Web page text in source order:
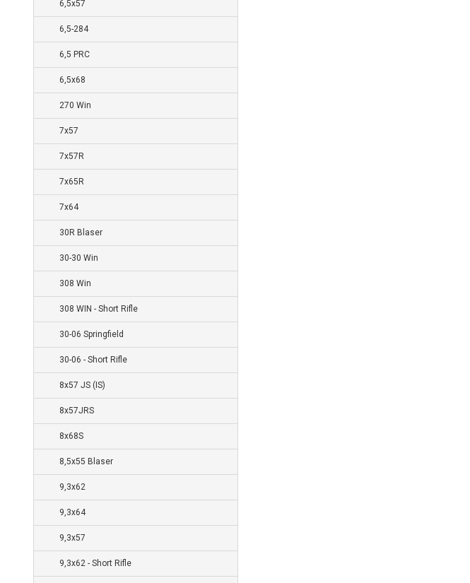
6,5x57
6,5-284
6,5 PRC
6,5x68
270 Win
7x57
7x57R
7x65R
7x64
30R Blaser
30-30 Win
308 Win
308 WIN - Short Rifle
30-06 Springfield
30-06 - Short Rifle
8x57 JS (IS)
8x57JRS
8x68S
8,5x55 Blaser
9,3x62
9,3x64
9,3x57
9,3x62 - Short Rifle